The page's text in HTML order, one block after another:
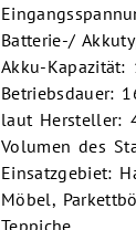
Batterie-/
Akku-Kapazität:
Betriebsdauer:
laut Hersteller:
Volumen des
Einsatzgebiet:
Möbel,